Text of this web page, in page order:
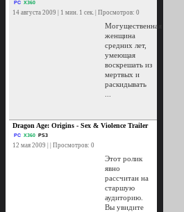
PC X360
14 августа 2009 | 1 мин. 1 сек. | Просмотров: 0
Могущественная
женщина
средних лет,
умеющая
воскрешать из
мертвых и
раскидывать
Dragon Age: Origins - Sex & Violence Trailer
PC X360 PS3
12 мая 2009 | | Просмотров: 0
Этот ролик
явно
рассчитан на
старшую
аудиторию.
Вы увидите